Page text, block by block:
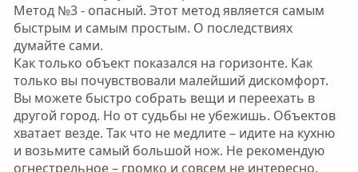
Метод №3 - опасный. Этот метод является самым
быстрым и самым простым. О последствиях
думайте сами.
Как только объект показался на горизонте. Как
только вы почувствовали малейший дискомфорт.
Вы можете быстро собрать вещи и переехать в
другой город. Но от судьбы не убежишь. Объектов
хватает везде. Так что не медлите – идите на кухню
и возьмите самый большой нож. Не рекомендую
огнестрельное – громко и совсем не интересно.